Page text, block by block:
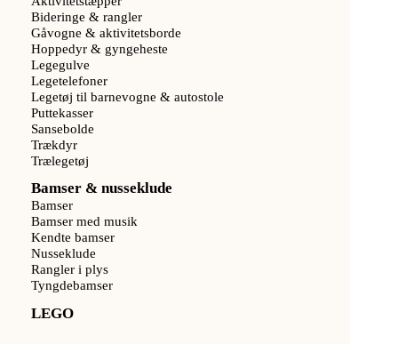
Bideringe & rangler
Gåvogne & aktivitetsborde
Hoppedyr & gyngeheste
Legegulve
Legetelefoner
Legetøj til barnevogne & autostole
Puttekasser
Sansebolde
Trækdyr
Trælegetøj
Bamser & nusseklude
Bamser
Bamser med musik
Kendte bamser
Nusseklude
Rangler i plys
Tyngdebamser
LEGO